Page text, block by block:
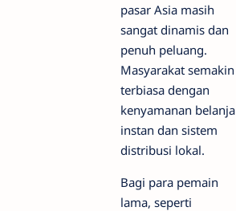
pasar Asia masih
sangat dinamis dan
penuh peluang.
Masyarakat semakin
terbiasa dengan
kenyamanan belanja
instan dan sistem
distribusi lokal.
Bagi para pemain
lama, seperti